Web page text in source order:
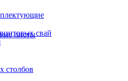
листысвай
столбов